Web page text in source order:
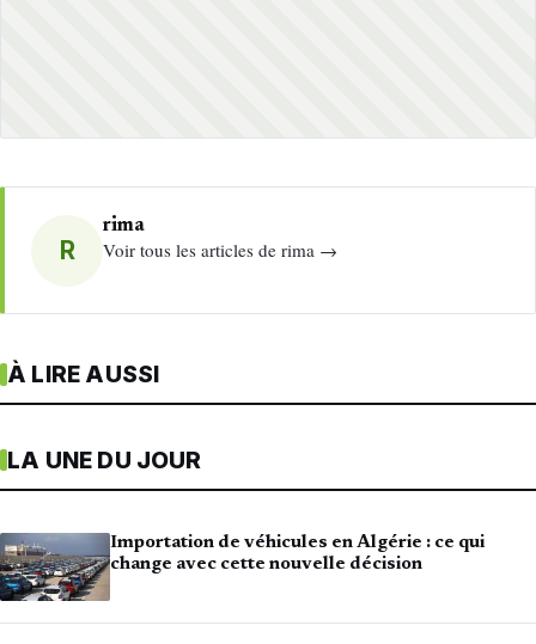
R
rima
Voir tous les articles de rima →
À LIRE AUSSI
LA UNE DU JOUR
Importation de véhicules en Algérie : ce qui
change avec cette nouvelle décision